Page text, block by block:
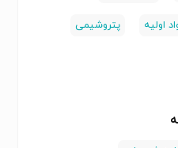
اولیه پتروشیمی